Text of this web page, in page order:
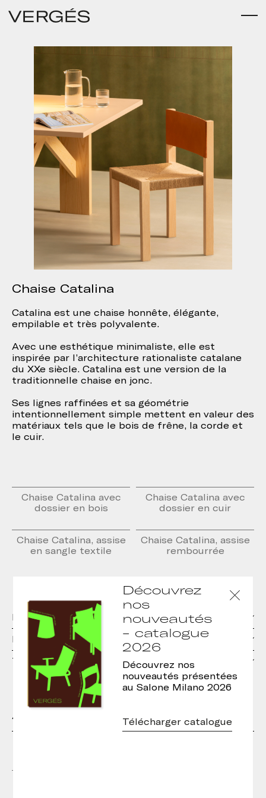
Chaise Catalina
Catalina est une chaise honnête, élégante,
empilable et très polyvalente.
Avec une esthétique minimaliste, elle est
inspirée par l’architecture rationaliste catalane
du XXe siècle. Catalina est une version de la
traditionnelle chaise en jonc.
Ses lignes raffinées et sa géométrie
intentionnellement simple mettent en valeur des
matériaux tels que le bois de frêne, la corde et
le cuir.
Chaise Catalina avec
dossier en bois
Chaise Catalina avec
dossier en cuir
Chaise Catalina, assise
en sangle textile
Chaise Catalina, assise
rembourrée
Matériels
Dimensions
Téléchargements
Autres modèles de la collection
Découvrez
nos
nouveautés
- catalogue
2026
Découvrez nos
nouveautés présentées
au Salone Milano 2026
Télécharger catalogue